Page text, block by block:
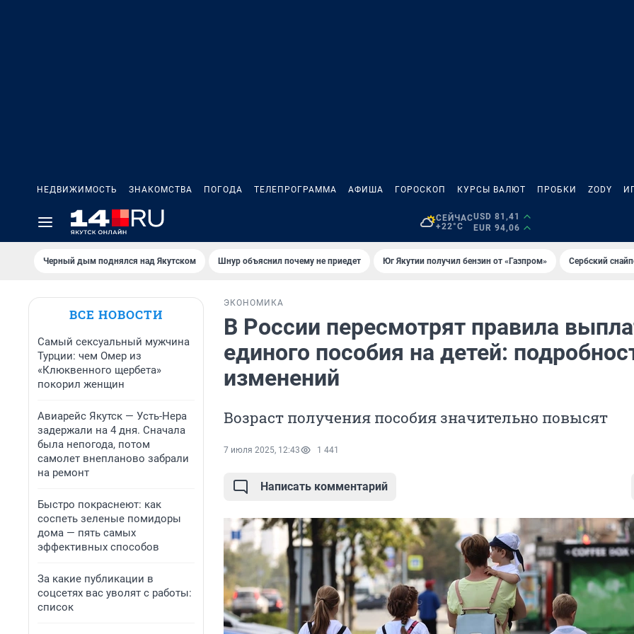
НЕДВИЖИМОСТЬ ЗНАКОМСТВА ПОГОДА ТЕЛЕПРОГРАММА АФИША ГОРОСКОП КУРСЫ ВАЛЮТ ПРОБКИ ZODY
СЕЙЧАС
+22°C
USD 81,41
EUR 94,06
Черный дым поднялся над Якутском Шнур объяснил почему не приедет Юг Якутии получил бензин от «Газпром» Сербский
ВСЕ НОВОСТИ
Самый сексуальный мужчина
Турции: чем Омер из
«Клюквенного щербета»
покорил женщин
Авиарейс Якутск — Усть-Нера
задержали на 4 дня. Сначала
была непогода, потом
самолет внепланово забрали
на ремонт
Быстро покраснеют: как
соспеть зеленые помидоры
дома — пять самых
эффективных способов
За какие публикации в
соцсетях вас уволят с работы:
список
ЭКОНОМИКА
В России пересмотрят правила
единого пособия на детей:
изменений
Возраст получения пособия значительно повысят
7 июля 2025, 12:43 1 441
Написать комментарий